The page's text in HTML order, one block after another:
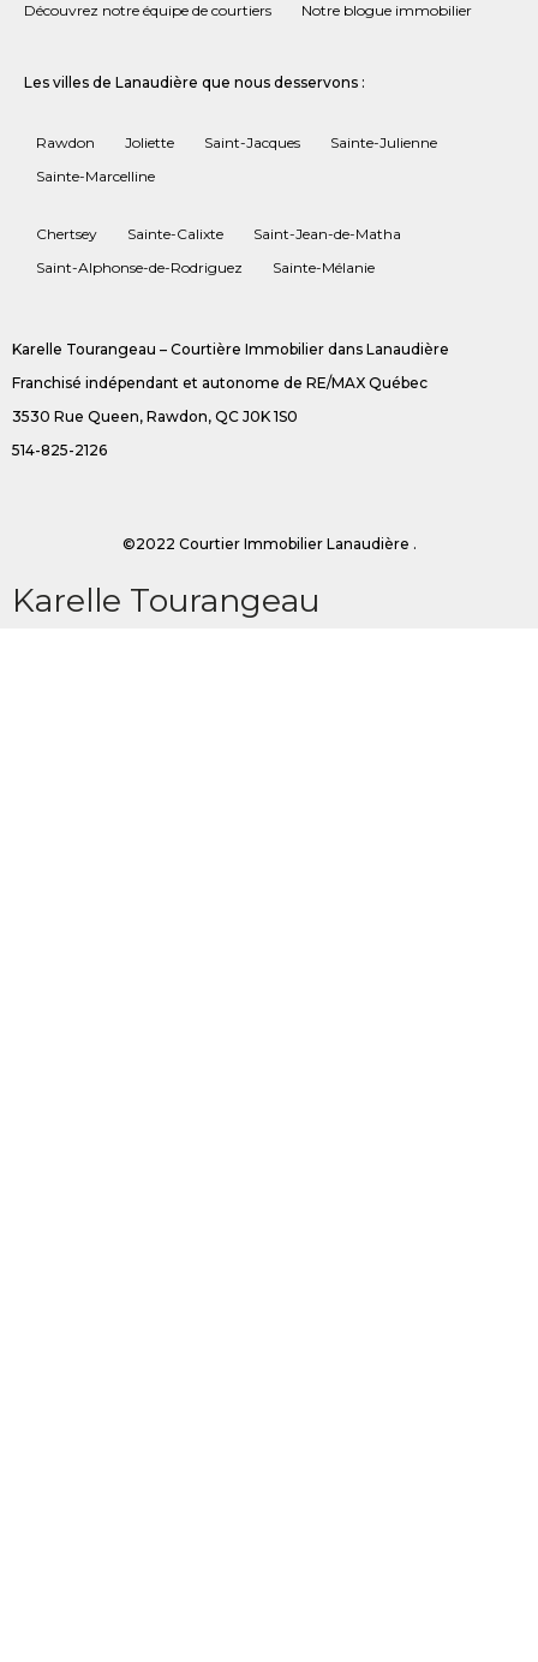
Découvrez notre équipe de courtiers
Notre blogue immobilier
Les villes de Lanaudière que nous desservons :
Rawdon Joliette Saint-Jacques
Sainte-Julienne
Sainte-Marcelline
Chertsey Sainte-Calixte
Saint-Jean-de-Matha
Saint-Alphonse-de-Rodriguez
Sainte-Mélanie
Karelle Tourangeau – Courtière Immobilier dans Lanaudière
Franchisé indépendant et autonome de RE/MAX Québec
3530 Rue Queen, Rawdon, QC J0K 1S0
514-825-2126
©2022 Courtier Immobilier Lanaudière .
Karelle Tourangeau